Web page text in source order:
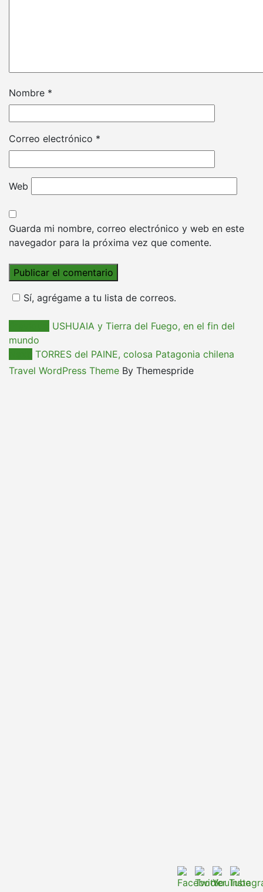
Nombre *
Correo electrónico *
Web
Guarda mi nombre, correo electrónico y web en este
navegador para la próxima vez que comente.
Sí, agrégame a tu lista de correos.
Navegación
de
entradas
USHUAIA y Tierra del Fuego, en el fin del
mundo
TORRES del PAINE, colosa Patagonia chilena
Travel WordPress Theme By Themespride